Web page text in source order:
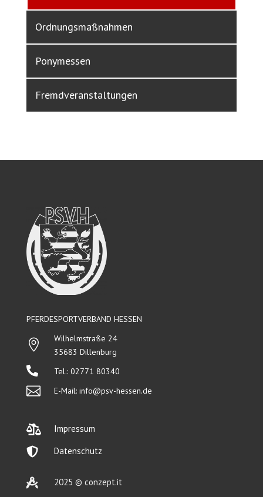
Ordnungsmaßnahmen
Ponymessen
Fremdveranstaltungen
PFERDESPORTVERBAND HESSEN

Wilhelmstraße 24
35683 Dillenburg
 Tel.: 02771 80340
 E-Mail: info@psv-hessen.de
 Impressum
 Datenschutz
 2025 © conzept.it